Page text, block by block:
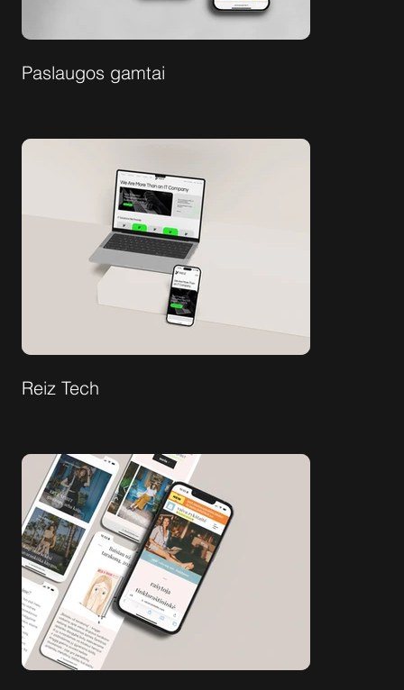
Paslaugos gamtai
Reiz Tech